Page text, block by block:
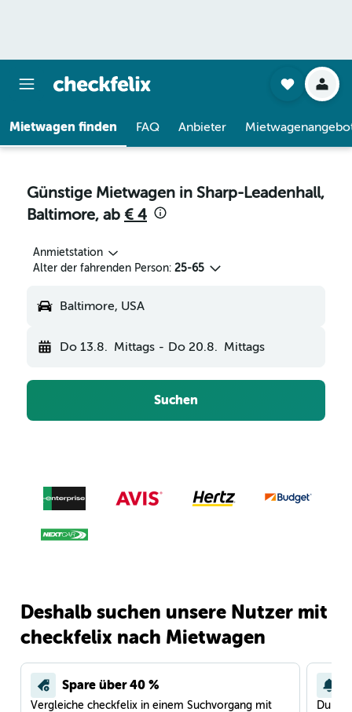
Mietwagen finden FAQ Anbieter
Günstige Mietwagen in Sharp-Leadenhall,
Baltimore, ab € 4
Anmietstation
Alter der fahrenden Person: 25-65
Baltimore, USA
Do 13.8. Mittags - Do 20.8. Mittags
Suchen
Deshalb suchen unsere Nutzer mit
checkfelix nach Mietwagen
Spare über 40 %
Vergleiche checkfelix in einem Suchvorgang mit
Du